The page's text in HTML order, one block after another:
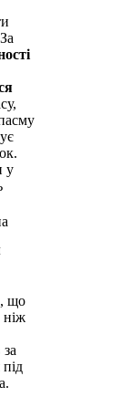
у
що
ніж